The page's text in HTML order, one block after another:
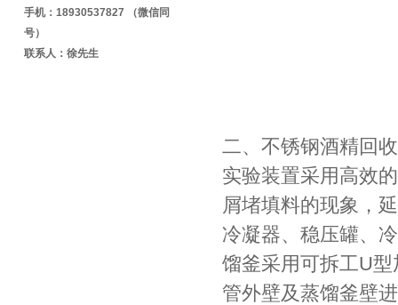
二、不锈钢酒精回
实验装置采用高效
屑堵填料的现象，
冷凝器、稳压罐、
馏釜采用可拆工U
管外壁及蒸馏釜壁
手机：18930537827 （微信同
号）
联系人：徐先生